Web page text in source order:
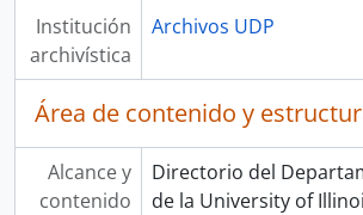
Institución
archivística
Archivos UDP
Área de contenido y
Alcance y
contenido
Directorio del
de la University of